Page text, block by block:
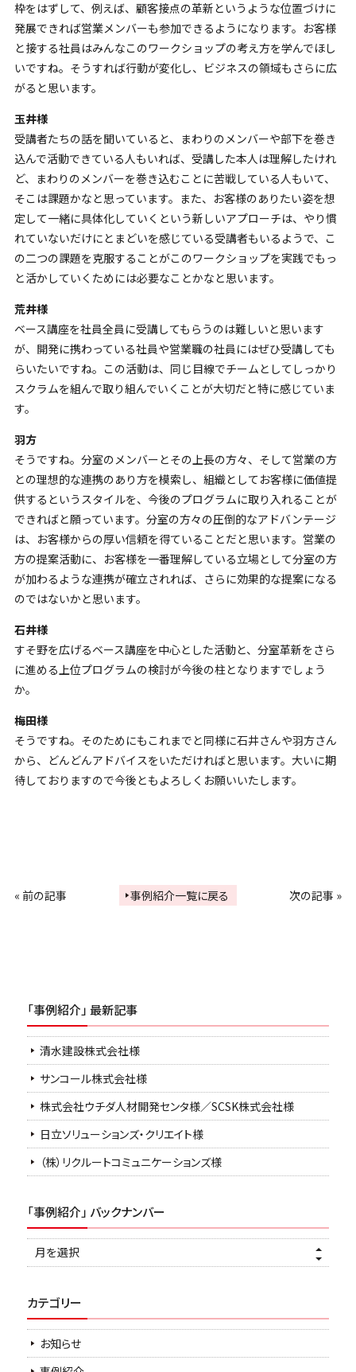
枠をはずして、例えば、顧客接点の革新というような位置づけに
発展できれば営業メンバーも参加できるようになります。お客様
と接する社員はみんなこのワークショップの考え方を学んでほし
いですね。そうすれば行動が変化し、ビジネスの領域もさらに広
がると思います。
玉井様
受講者たちの話を聞いていると、まわりのメンバーや部下を巻き
込んで活動できている人もいれば、受講した本人は理解したけれ
ど、まわりのメンバーを巻き込むことに苦戦している人もいて、
そこは課題かなと思っています。また、お客様のありたい姿を想
定して一緒に具体化していくという新しいアプローチは、やり慣
れていないだけにとまどいを感じている受講者もいるようで、こ
の二つの課題を克服することがこのワークショップを実践でもっ
と活かしていくためには必要なことかなと思います。
荒井様
ベース講座を社員全員に受講してもらうのは難しいと思います
が、開発に携わっている社員や営業職の社員にはぜひ受講しても
らいたいですね。この活動は、同じ目線でチームとしてしっかり
スクラムを組んで取り組んでいくことが大切だと特に感じていま
す。
羽方
そうですね。分室のメンバーとその上長の方々、そして営業の方
との理想的な連携のあり方を模索し、組織としてお客様に価値提
供するというスタイルを、今後のプログラムに取り入れることが
できればと願っています。分室の方々の圧倒的なアドバンテージ
は、お客様からの厚い信頼を得ていることだと思います。営業の
方の提案活動に、お客様を一番理解している立場として分室の方
が加わるような連携が確立されれば、さらに効果的な提案になる
のではないかと思います。
石井様
すそ野を広げるベース講座を中心とした活動と、分室革新をさら
に進める上位プログラムの検討が今後の柱となりますでしょう
か。
梅田様
そうですね。そのためにもこれまでと同様に石井さんや羽方さん
から、どんどんアドバイスをいただければと思います。大いに期
待しておりますので今後ともよろしくお願いいたします。
« 前の記事 次の記事 »
事例紹介一覧に戻る
「事例紹介」 最新記事
清水建設株式会社様
サンコール株式会社様
株式会社ウチダ人材開発センタ様／SCSK株式会社様
日立ソリューションズ・クリエイト様
（株）リクルートコミュニケーションズ様
「事例紹介」 バックナンバー
カテゴリー
お知らせ